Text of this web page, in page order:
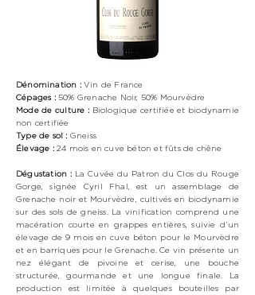
Dénomination : Vin de France
Cépages : 50% Grenache Noir, 50% Mourvèdre
Mode de culture : Biologique certifiée et biodynamie
non certifiée
Type de sol : Gneiss
Élevage : 24 mois en cuve béton et fûts de chêne
Dégustation : La Cuvée du Patron du Clos du Rouge
Gorge, signée Cyril Fhal, est un assemblage de
Grenache noir et Mourvèdre, cultivés en biodynamie
sur des sols de gneiss. La vinification comprend une
macération courte en grappes entières, suivie d’un
élevage de 9 mois en cuve béton pour le Mourvèdre
et en barriques pour le Grenache. Ce vin présente un
nez élégant de pivoine et cerise, une bouche
structurée, gourmande et une longue finale. La
production est limitée à quelques bouteilles par